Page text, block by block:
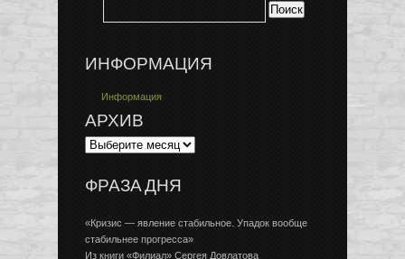
ИНФОРМАЦИЯ
Информация
АРХИВ
ФРАЗА ДНЯ
«Кризис — явление стабильное. Упадок вообще
стабильнее прогресса»
Из книги «Филиал» Сергея Довлатова